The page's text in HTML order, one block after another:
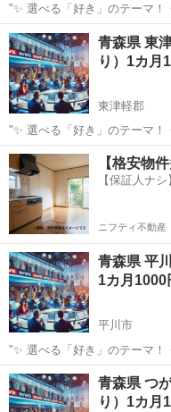
"✨ 選べる「好き」のテーマ
楽、ペットなど、好きなもの
⏰ 1日4回のタイムリーな配信
ト！12:0...
青森 上北郡 その他
青森県 東津軽郡 （1週間無
り）1カ月
東津軽郡
"✨ 選べる「好き」のテーマ
楽、ペットなど、好きなもの
⏰ 1日4回のタイムリーな配信
ト！12:0...
青森 東津軽郡 その他
【格安物
【保証人ナ
ニフティ不動産
青森県 平川市 （1週間無料トライ
1カ月
平川市
"✨ 選べる「好き」のテーマ
楽、ペットなど、好きなもの
⏰ 1日4回のタイムリーな配信
ト！12:0...
青森 平川市 その他
青森県 つがる市 （1週間無
り）1カ月